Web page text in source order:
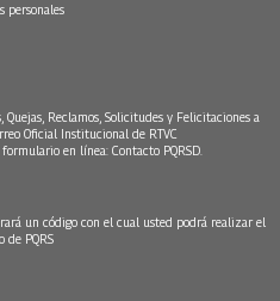
personales
Reclamos, Solicitudes y Felicitaciones a
Oficial Institucional de RTVC
en línea: Contacto PQRSD.
un código con el cual usted podrá realizar el
de PQRS